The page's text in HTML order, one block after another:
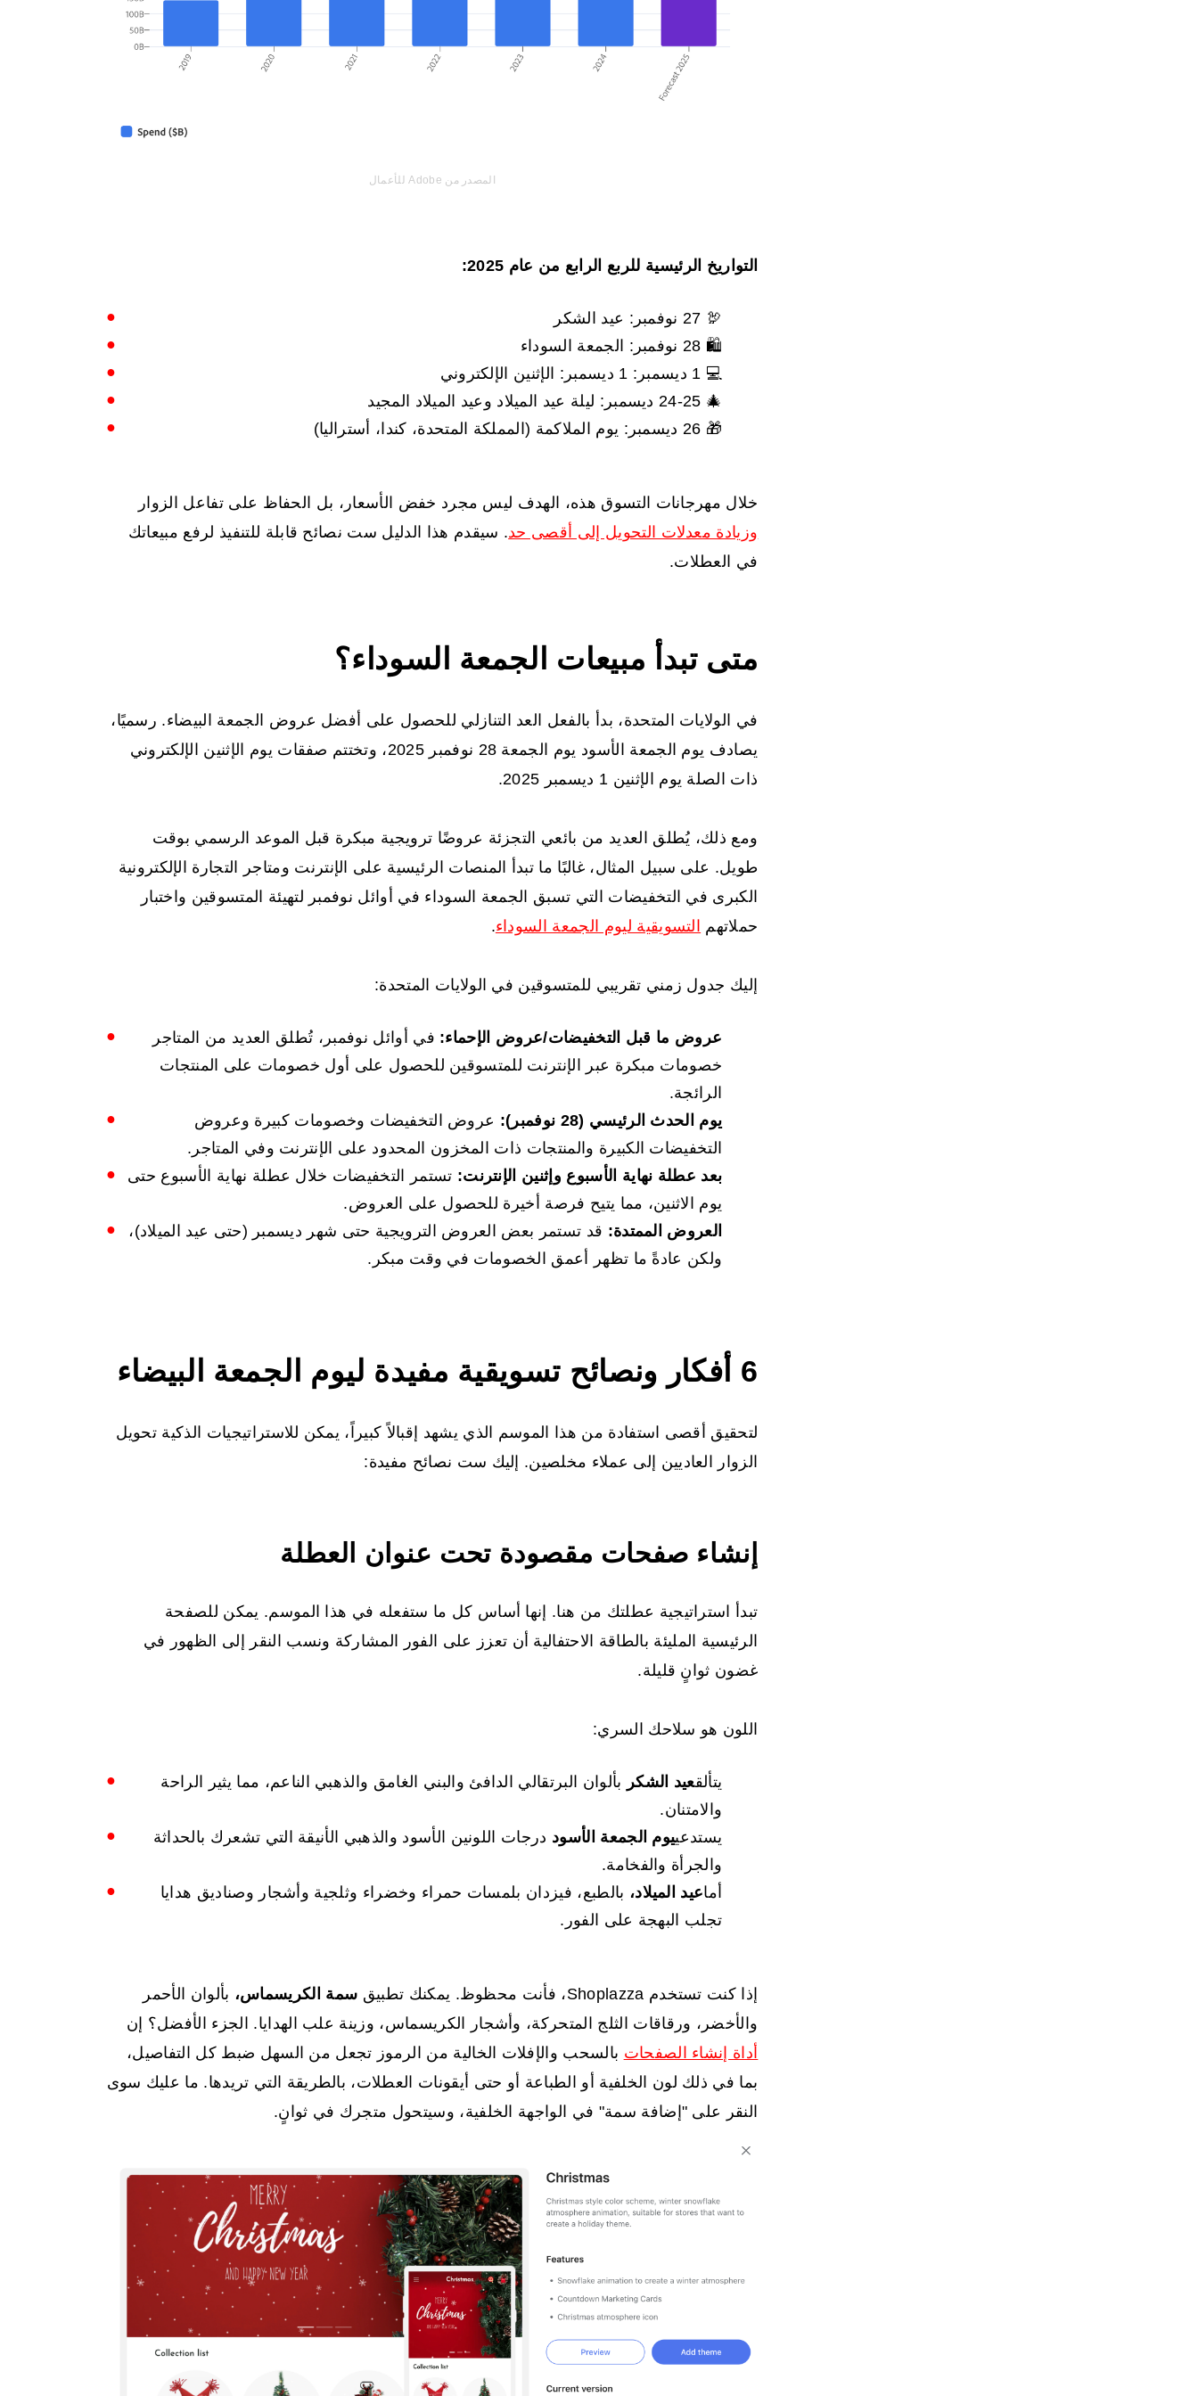
المصدر من Adobe للأعمال
التواريخ الرئيسية للربع الرابع من عام 2025:
🦃 27 نوفمبر: عيد الشكر
🛍️ 28 نوفمبر: الجمعة السوداء
💻 1 ديسمبر: 1 ديسمبر: الإثنين الإلكتروني
🎄 24-25 ديسمبر: ليلة عيد الميلاد وعيد الميلاد المجيد
🎁 26 ديسمبر: يوم الملاكمة (المملكة المتحدة، كندا، أستراليا)
خلال مهرجانات التسوق هذه، الهدف ليس مجرد خفض الأسعار، بل الحفاظ على تفاعل الزوار
وزيادة معدلات التحويل إلى أقصى حد. سيقدم هذا الدليل ست نصائح قابلة للتنفيذ لرفع مبيعاتك
في العطلات.
متى تبدأ مبيعات الجمعة السوداء؟
في الولايات المتحدة، بدأ بالفعل العد التنازلي للحصول على أفضل عروض الجمعة البيضاء. رسميًا،
يصادف يوم الجمعة الأسود يوم الجمعة 28 نوفمبر 2025، وتختتم صفقات يوم الإثنين الإلكتروني
ذات الصلة يوم الإثنين 1 ديسمبر 2025.
ومع ذلك، يُطلق العديد من بائعي التجزئة عروضًا ترويجية مبكرة قبل الموعد الرسمي بوقت
طويل. على سبيل المثال، غالبًا ما تبدأ المنصات الرئيسية على الإنترنت ومتاجر التجارة الإلكترونية
الكبرى في التخفيضات التي تسبق الجمعة السوداء في أوائل نوفمبر لتهيئة المتسوقين واختبار
حملاتهم
التسويقية ليوم الجمعة السوداء.
إليك جدول زمني تقريبي للمتسوقين في الولايات المتحدة:
عروض ما قبل التخفيضات/عروض الإحماء: في أوائل نوفمبر، تُطلق العديد من المتاجر
خصومات مبكرة عبر الإنترنت للمتسوقين للحصول على أول خصومات على المنتجات
الرائجة.
يوم الحدث الرئيسي (28 نوفمبر):
عروض التخفيضات وخصومات كبيرة وعروض
التخفيضات الكبيرة والمنتجات ذات المخزون المحدود على الإنترنت وفي المتاجر.
بعد عطلة نهاية الأسبوع وإثنين الإنترنت: تستمر التخفيضات خلال عطلة نهاية الأسبوع حتى
يوم الاثنين، مما يتيح فرصة أخيرة للحصول على العروض.
العروض الممتدة: قد تستمر بعض العروض الترويجية حتى شهر ديسمبر (حتى عيد الميلاد)،
ولكن عادةً ما تظهر أعمق الخصومات في وقت مبكر.
6 أفكار ونصائح تسويقية مفيدة ليوم الجمعة البيضاء
لتحقيق أقصى استفادة من هذا الموسم الذي يشهد إقبالاً كبيراً، يمكن للاستراتيجيات الذكية تحويل
الزوار العاديين إلى عملاء مخلصين. إليك ست نصائح مفيدة:
إنشاء صفحات مقصودة تحت عنوان العطلة
تبدأ استراتيجية عطلتك من هنا. إنها أساس كل ما ستفعله في هذا الموسم. يمكن للصفحة
الرئيسية المليئة بالطاقة الاحتفالية أن تعزز على الفور المشاركة ونسب النقر إلى الظهور في
غضون ثوانٍ قليلة.
اللون هو سلاحك السري:
يتألقعيد الشكر بألوان البرتقالي الدافئ والبني الغامق والذهبي الناعم، مما يثير الراحة
والامتنان.
يستدعييوم الجمعة الأسود درجات اللونين الأسود والذهبي الأنيقة التي تشعرك بالحداثة
والجرأة والفخامة.
أماعيد الميلاد، بالطبع، فيزدان بلمسات حمراء وخضراء وثلجية وأشجار وصناديق هدايا
تجلب البهجة على الفور.
إذا كنت تستخدم Shoplazza، فأنت محظوظ. يمكنك تطبيق سمة الكريسماس، بألوان الأحمر
والأخضر، ورقاقات الثلج المتحركة، وأشجار الكريسماس، وزينة علب الهدايا. الجزء الأفضل؟ إن
أداة إنشاء الصفحات بالسحب والإفلات الخالية من الرموز تجعل من السهل ضبط كل التفاصيل،
بما في ذلك لون الخلفية أو الطباعة أو حتى أيقونات العطلات، بالطريقة التي تريدها. ما عليك سوى
النقر على "إضافة سمة" في الواجهة الخلفية، وسيتحول متجرك في ثوانٍ.